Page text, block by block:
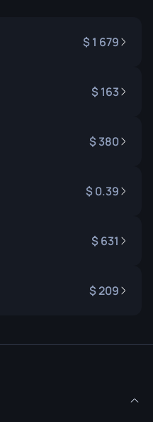
1 679
163
380
0.39
631
209